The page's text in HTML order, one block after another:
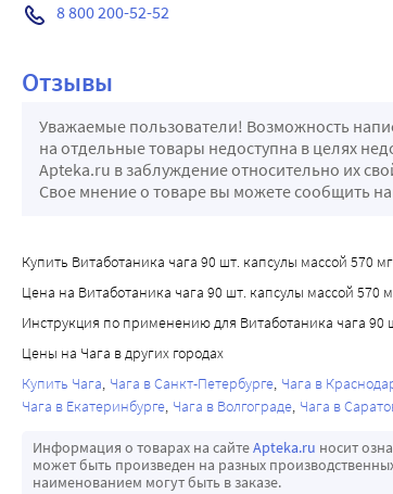
8 800 200-52-52
Отзывы
Уважаемые пользователи! Возможность
на отдельные товары недоступна в целях
Apteka.ru в заблуждение относительно их
Свое мнение о товаре вы можете сообщить
Купить Витаботаника чага 90 шт. капсулы массой 570
Цена на Витаботаника чага 90 шт. капсулы массой 570
Инструкция по применению для Витаботаника чага 90
Цены на Чага в других городах
Купить Чага Чага в Санкт-Петербурге Чага в
Чага в Екатеринбурге Чага в Волгограде Чага в
Информация о товарах на сайтеApteka.ru носит
может быть произведен на разных
наименованием могут быть в заказе.